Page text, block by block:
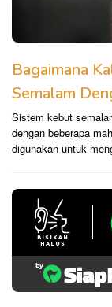
Bagaimana
Semalam
Sistem kebut
dengan beberapa
digunakan untuk